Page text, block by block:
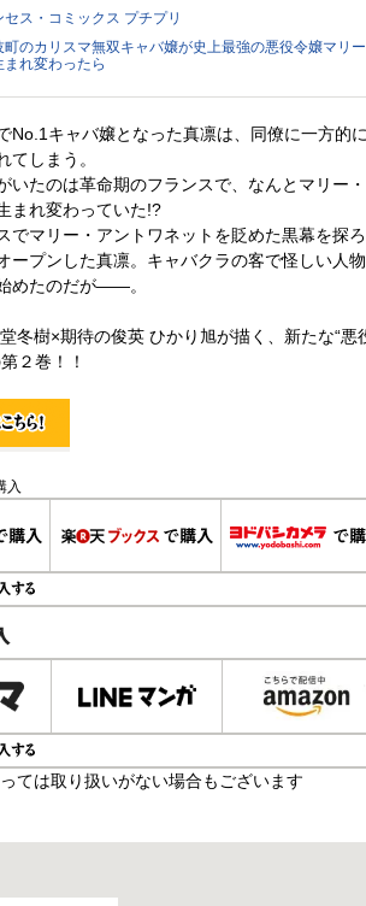
セス・コミックス プチプリ
町のカリスマ無双キャバ嬢が史上最強の悪役令嬢マリ
れ変わったら
No.1キャバ嬢となった真凛は、同僚に一方的
てしまう。
いたのは革命期のフランスで、なんとマリー
まれ変わっていた!?
でマリー・アントワネットを貶めた黒幕を探ろ
ープンした真凛。キャバクラの客で怪しい人
めたのだが――。
冬樹×期待の俊英 ひかり旭が描く、新たな“悪
２巻！！
入
ては取り扱いがない場合もございます